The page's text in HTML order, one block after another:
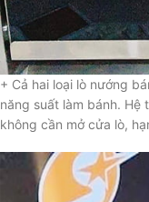
+ Cả hai loại lò nướng
năng suất làm bánh.
không cần mở cửa lò,